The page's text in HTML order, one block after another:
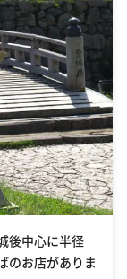
後中心に半径
のお店がありま